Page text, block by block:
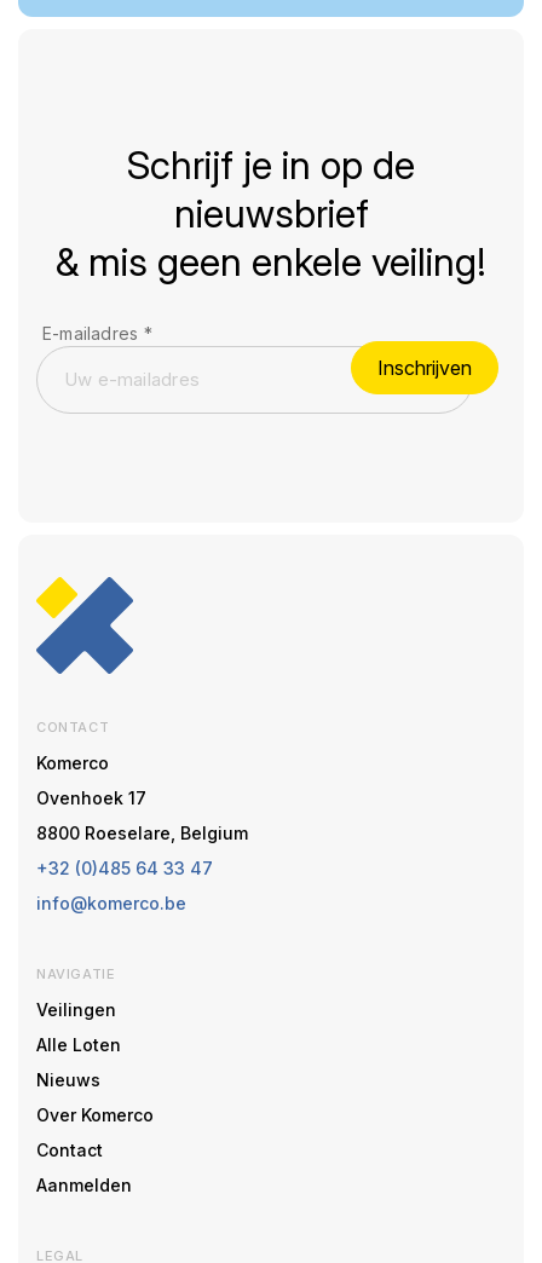
Schrijf je in op de
nieuwsbrief
& mis geen enkele veiling!
E-mailadres *
Inschrijven
CONTACT
Komerco
Ovenhoek 17
8800 Roeselare, Belgium
+32 (0)485 64 33 47
info@komerco.be
NAVIGATIE
Veilingen
Alle Loten
Nieuws
Over Komerco
Contact
Aanmelden
LEGAL